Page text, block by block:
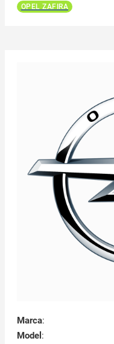
OPEL ZAFIRA
Marca:
Model :